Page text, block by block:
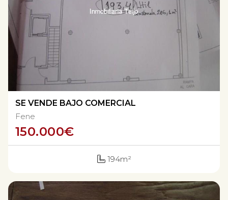
SE VENDE BAJO COMERCIAL
150.000€
194m²
Fene